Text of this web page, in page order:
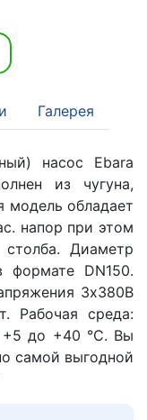
Галерея
насос Ebara
из чугуна,
модель обладает
напор при этом
Диаметр
формате DN150.
3х380В
Рабочая среда:
+5 до +40 °C. Вы
самой выгодной